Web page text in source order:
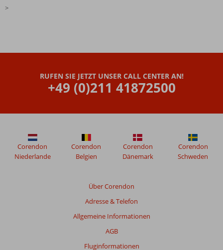
>
RUFEN SIE JETZT UNSER CALL CENTER AN!
+49 (0)211 41872500
Über Corendon
Adresse & Telefon
Allgemeine Informationen
AGB
Fluginformationen
Corendon
Niederlande
Corendon
Belgien
Corendon
Dänemark
Corendon
Schweden